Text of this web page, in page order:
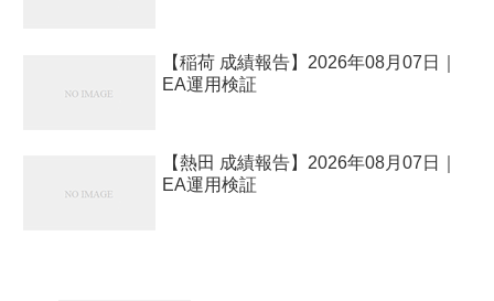
【稲荷 成績報告】2026年08月07日｜
EA運用検証
【熱田 成績報告】2026年08月07日｜
EA運用検証